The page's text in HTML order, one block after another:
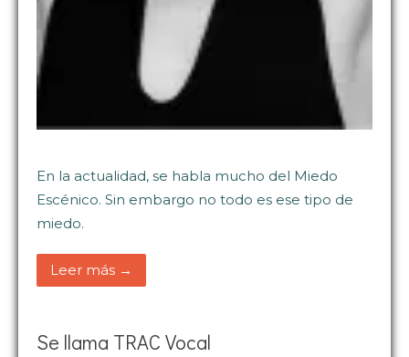
En la actualidad, se habla mucho del Miedo
Escénico. Sin embargo no todo es ese tipo de
miedo.
Leer más →
Se llama TRAC Vocal